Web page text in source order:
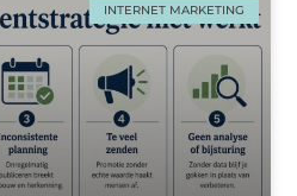
INTERNET MARKETING